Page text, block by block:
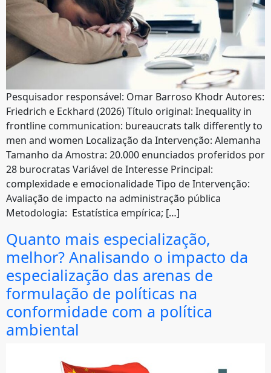
Pesquisador responsável: Omar Barroso Khodr Autores:
Friedrich e Eckhard (2026) Título original: Inequality in
frontline communication: bureaucrats talk differently to
men and women Localização da Intervenção: Alemanha
Tamanho da Amostra: 20.000 enunciados proferidos por
28 burocratas Variável de Interesse Principal:
complexidade e emocionalidade Tipo de Intervenção:
Avaliação de impacto na administração pública
Metodologia: Estatística empírica; […]
Quanto mais especialização,
melhor? Analisando o impacto da
especialização das arenas de
formulação de políticas na
conformidade com a política
ambiental